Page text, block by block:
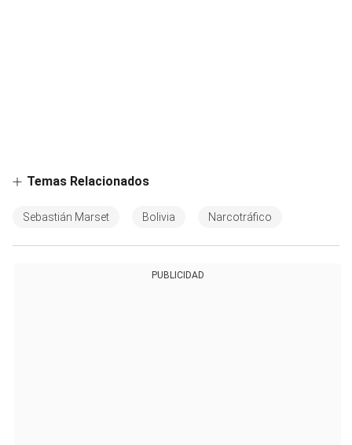
Temas Relacionados
Sebastián Marset Bolivia Narcotráfico
PUBLICIDAD